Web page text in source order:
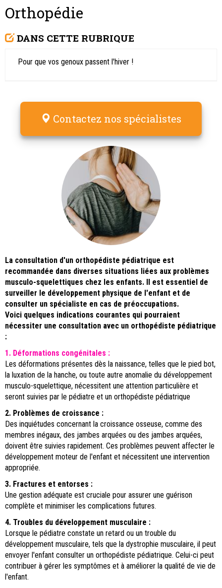
Orthopédie
DANS CETTE RUBRIQUE
Pour que vos genoux passent l'hiver !
Contactez nos spécialistes
La consultation d'un orthopédiste pédiatrique est
recommandée dans diverses situations liées aux problèmes
musculo-squelettiques chez les enfants. Il est essentiel de
surveiller le développement physique de l'enfant et de
consulter un spécialiste en cas de préoccupations.
Voici quelques indications courantes qui pourraient
nécessiter une consultation avec un orthopédiste pédiatrique
:
1. Déformations congénitales :
Les déformations présentes dès la naissance, telles que le pied bot,
la luxation de la hanche, ou toute autre anomalie du développement
musculo-squelettique, nécessitent une attention particulière et
seront suivies par le pédiatre et un orthopédiste pédiatrique
2. Problèmes de croissance :
Des inquiétudes concernant la croissance osseuse, comme des
membres inégaux, des jambes arquées ou des jambes arquées,
doivent être suivies rapidement. Ces problèmes peuvent affecter le
développement moteur de l'enfant et nécessitent une intervention
appropriée.
3. Fractures et entorses :
Une gestion adéquate est cruciale pour assurer une guérison
complète et minimiser les complications futures.
4. Troubles du développement musculaire :
Lorsque le pédiatre constate un retard ou un trouble du
développement musculaire, tels que la dystrophie musculaire, il peut
envoyer l'enfant consulter un orthopédiste pédiatrique. Celui-ci peut
contribuer à gérer les symptômes et à améliorer la qualité de vie de
l'enfant.